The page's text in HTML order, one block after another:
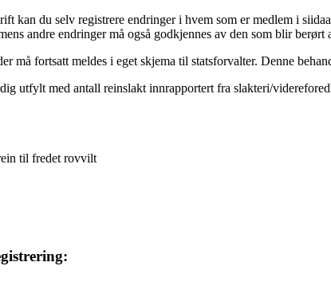
kan du selv registrere endringer i hvem som er medlem i
andre endringer må også godkjennes av den som blir berørt
må fortsatt meldes i eget skjema til statsforvalter. Denne
utfylt med antall reinslakt innrapportert fra slakteri/
til fredet rovvilt